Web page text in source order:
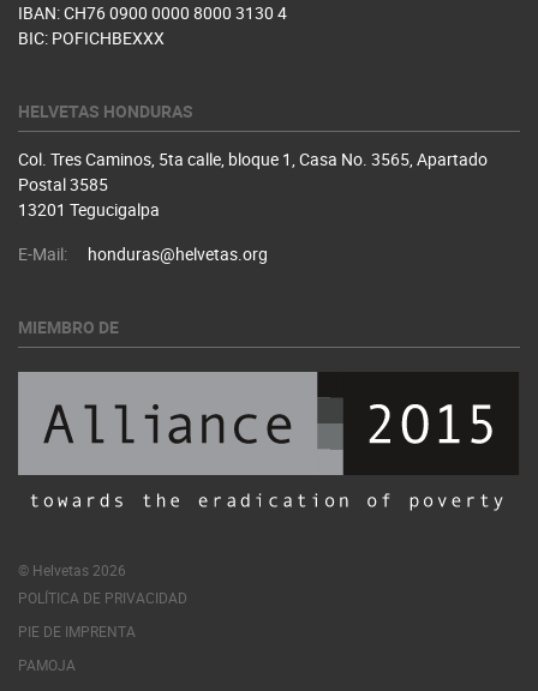
IBAN: CH76 0900 0000 8000 3130 4
BIC: POFICHBEXXX
HELVETAS HONDURAS
Col. Tres Caminos, 5ta calle, bloque 1, Casa No. 3565, Apartado
Postal 3585
13201 Tegucigalpa
E-Mail:
honduras@helvetas.org
MIEMBRO DE
© Helvetas 2026
POLÍTICA DE PRIVACIDAD
PIE DE IMPRENTA
PAMOJA